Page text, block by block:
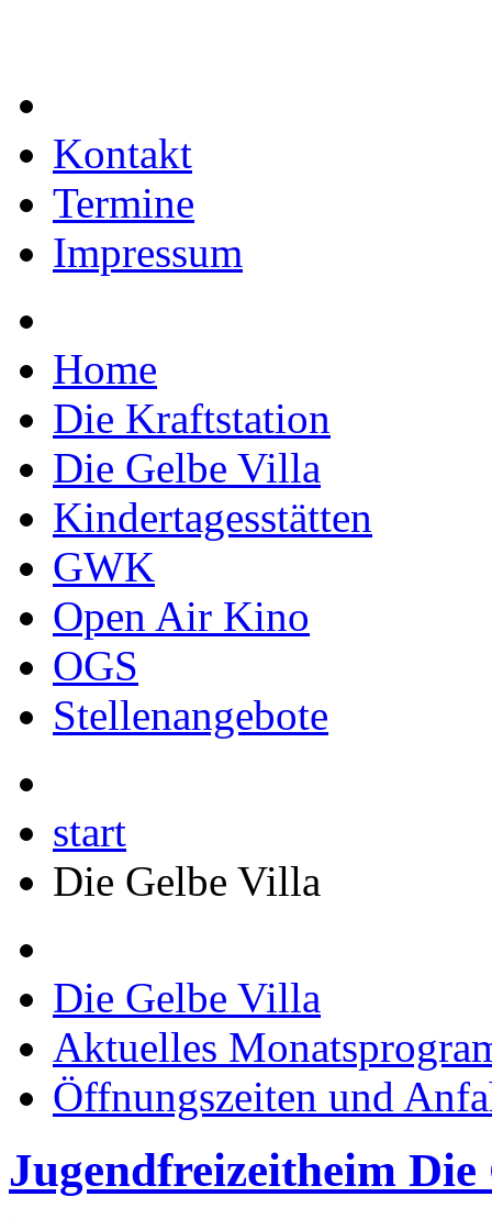
Kontakt
Termine
Impressum
Home
Die Kraftstation
Die Gelbe Villa
Kindertagesstätten
GWK
Open Air Kino
OGS
Stellenangebote
start
Die Gelbe Villa
Die Gelbe Villa
Aktuelles
Öffnungszeiten und
Jugendfreizeitheim